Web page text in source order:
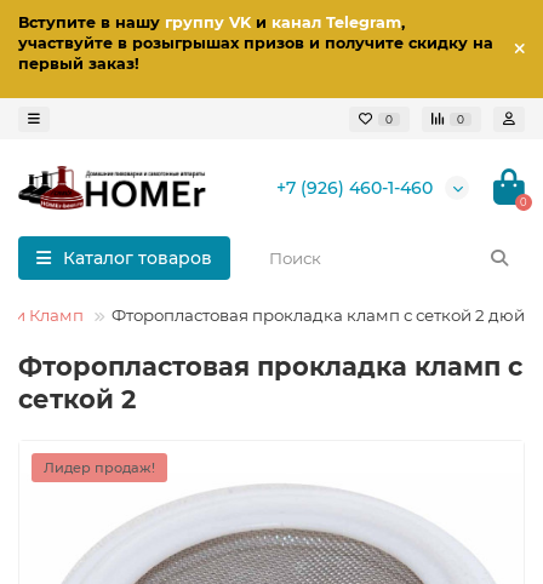
Вступите в нашу группу VKи канал Telegram,
участвуйте в розыгрышах призов и получите скидку на
первый заказ!
0 0
+7 (926) 460-1-460
0
Каталог товаров
Кламп Фторопластовая прокладка кламп с сеткой 2
Фторопластовая прокладка кламп с
сеткой 2
Лидер продаж!